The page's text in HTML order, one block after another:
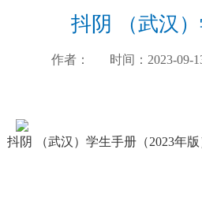
抖阴 （武汉
作者： 时间：2023-09-
抖阴 （武汉）学生手册（2023年版